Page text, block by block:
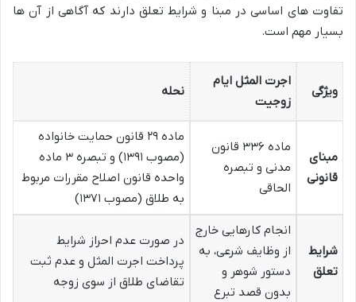
تفاوت های اساسی در مبنا و شرایط تعلق دارند که آگاهی از آن ها
بسیار مهم است.
ویژگی
اجرت المثل ایام
زوجیت
نحله
مبنای
قانونی
ماده ۳۳۶ قانون
مدنی و تبصره
الحاقی
ماده ۲۹ قانون حمایت خانواده
(مصوب ۱۳۹۱) و تبصره ۳ ماده
واحده قانون اصلاح مقررات مربوط
به طلاق (مصوب ۱۳۷۱)
شرایط
تعلق
انجام کارهایی خارج
از وظایف شرعی، به
دستور شوهر و
بدون قصد تبرع
در صورت عدم احراز شرایط
پرداخت اجرت المثل و عدم ثبت
تقاضای طلاق از سوی زوجه